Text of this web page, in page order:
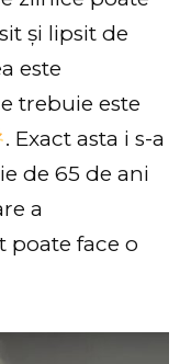
și lipsit de
este
trebuie este
. Exact asta i s-a
de 65 de ani
a
poate face o